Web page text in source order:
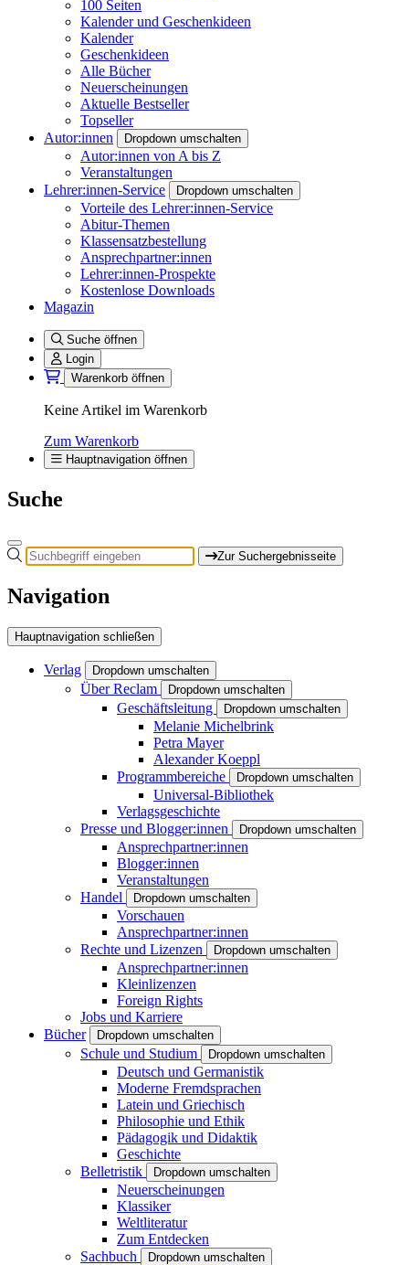
100 Seiten
Kalender und Geschenkideen
Kalender
Geschenkideen
Alle Bücher
Neuerscheinungen
Aktuelle Bestseller
Topseller
Autor:innen
Dropdown umschalten
Autor:innen von A bis Z
Veranstaltungen
Lehrer:innen-Service
Dropdown umschalten
Vorteile des Lehrer:innen-Service
Abitur-Themen
Klassensatzbestellung
Ansprechpartner:innen
Lehrer:innen-Prospekte
Kostenlose Downloads
Magazin
Suche öffnen
Login
Warenkorb öffnen
Keine Artikel im Warenkorb
Zum Warenkorb
Hauptnavigation öffnen
Suche
Zur Suchergebnisseite
Navigation
Hauptnavigation schließen
Verlag Dropdown umschalten
Über Reclam Dropdown umschalten
Geschäftsleitung Dropdown umschalten
Melanie Michelbrink
Petra Mayer
Alexander Koeppl
Programmbereiche
Dropdown umschalten
Universal-Bibliothek
Verlagsgeschichte
Presse und Blogger:innen
Dropdown umschalten
Ansprechpartner:innen
Blogger:innen
Veranstaltungen
Handel
Dropdown umschalten
Vorschauen
Ansprechpartner:innen
Rechte und Lizenzen
Dropdown umschalten
Ansprechpartner:innen
Kleinlizenzen
Foreign Rights
Jobs und Karriere
Bücher
Dropdown umschalten
Schule und Studium Dropdown umschalten
Deutsch und Germanistik
Moderne Fremdsprachen
Latein und Griechisch
Philosophie und Ethik
Pädagogik und Didaktik
Geschichte
Belletristik
Dropdown umschalten
Neuerscheinungen
Klassiker
Weltliteratur
Zum Entdecken
Sachbuch
Dropdown umschalten